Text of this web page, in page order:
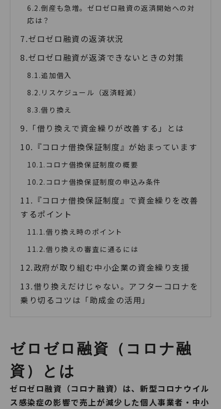
倒産も急増。ゼロゼロ融資の返済開始への対
応は？
ゼロゼロ融資の返済状況
ゼロゼロ融資が返済できないときの対策
追加借入
リスケジュール（返済軽減）
借り換え
「借り換えで資金繰りが改善する」とは
『コロナ借換保証制度』が始まっています
コロナ借換保証制度の概要
コロナ借換保証制度の申込み条件
『コロナ借換保証制度』で資金繰りを改善
するポイント
借り換え時のポイント
借り換えの審査に通るには
政府が取り組む中小企業の資金繰り支援
借り換えだけじゃない。アフターコロナを
乗り切るコツは「助成金の活用」
ゼロゼロ融資（コロナ融
資）とは
ゼロゼロ融資（コロナ融資）は、新型コロナウイル
ス感染症の影響で売上が減少した個人事業者・中小